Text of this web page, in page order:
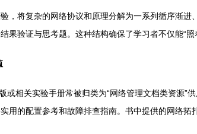
，将复杂的网络协议和原理分解为一系列循序渐
果验证与思考题。这种结构确保了学习者不仅能“
或相关实验手册常被归类为“网络管理文档类资源
用的配置参考和故障排查指南。书中提供的网络